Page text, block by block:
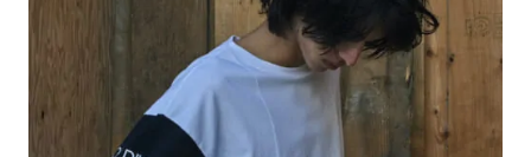
#Commune H #FOCUS IT
#ととけん #FASHION #MUSIC #MOVIE
#LIFESTYLE #SNEAKER #OUTDOOR
#SPORTS #HANDSOME HANDBOOK